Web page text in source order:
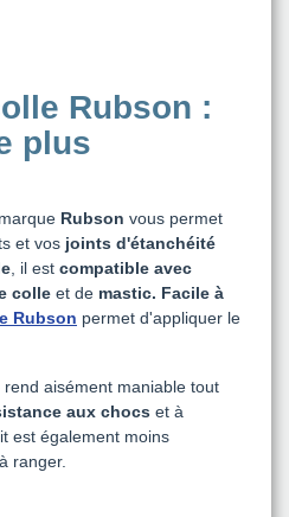
Rubson :
plus
Rubson vous permet
et vos joints d'étanchéité
, il est compatible avec
colle et de mastic. Facile à
Rubson permet d'appliquer le
aisément maniable tout
aux chocs et à
est également moins
ranger.